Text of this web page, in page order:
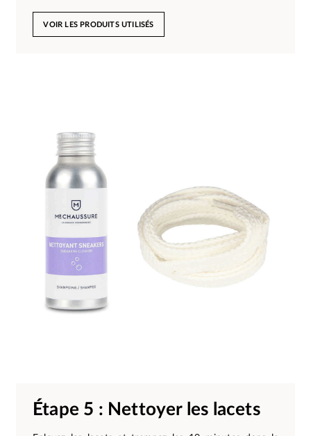
VOIR LES PRODUITS UTILISÉS
Étape 5 : Nettoyer les lacets